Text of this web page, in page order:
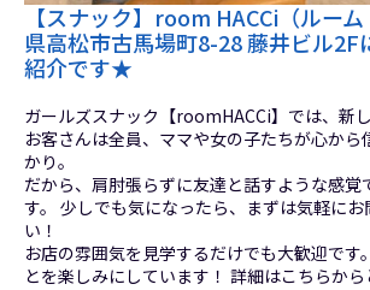
【スナック】room HACCi（ルー
県高松市古馬場町8-28 藤井ビル2F
紹介です★
ガールズスナック【roomHACCi】では、新
お客さんは全員、ママや女の子たちが心から
かり。
だから、肩肘張らずに友達と話すような感覚
す。 少しでも気になったら、まずは気軽に
い！
お店の雰囲気を見学するだけでも大歓迎です
とを楽しみにしています！ 詳細はこちらか